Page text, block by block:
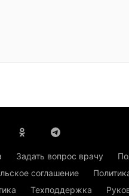
Задать вопрос врачу
соглашение
Техподдержка